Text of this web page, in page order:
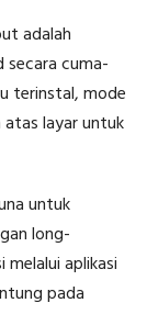
adalah
secara cuma-
terinstal, mode
layar untuk
untuk
long-
aplikasi
pada